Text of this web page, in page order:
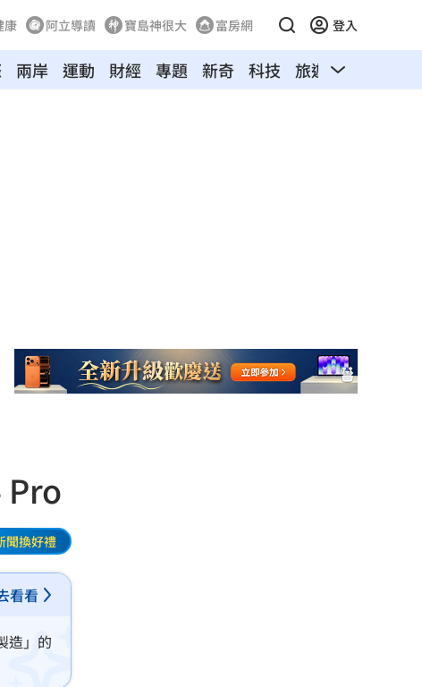
康 阿立導讀 寶島神很大 富房網 登入
兩岸 運動 財經 專題 新奇 科技 旅遊 汽車
聞換好禮
看看
造」的